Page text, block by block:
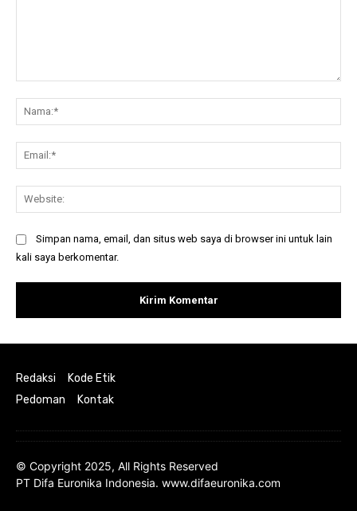
Simpan nama, email, dan situs web saya di browser ini untuk lain
kali saya berkomentar.
Redaksi
Kode Etik
Pedoman
Kontak
© Copyright 2025, All Rights Reserved
PT Difa Euronika Indonesia. www.difaeuronika.com